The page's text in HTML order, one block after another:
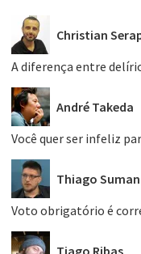
Christian
A diferença entre
André Takeda
Você quer ser infeliz
Thiago Suman
Voto obrigatório é